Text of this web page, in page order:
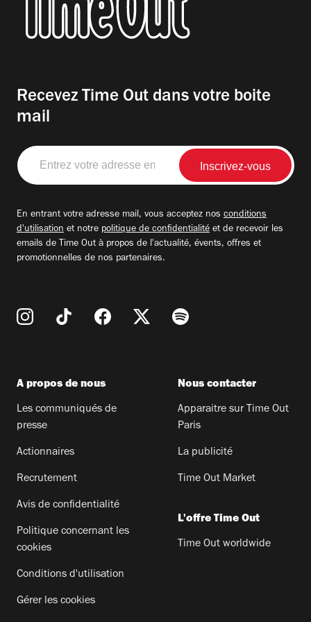
Recevez Time Out dans votre boite
mail
Entrez
votre
adresse
En entrant votre adresse mail, vous acceptez nos conditions
d'utilisation et notre politique de confidentialité et de recevoir les
emails de Time Out à propos de l'actualité, évents, offres et
promotionnelles de nos partenaires.
A propos de nous
Les communiqués de
presse
Actionnaires
Recrutement
Avis de confidentialité
Politique concernant les
cookies
Conditions d'utilisation
Gérer les cookies
Nous contacter
Apparaitre sur Time Out
Paris
La publicité
Time Out Market
L'offre Time Out
Time Out worldwide